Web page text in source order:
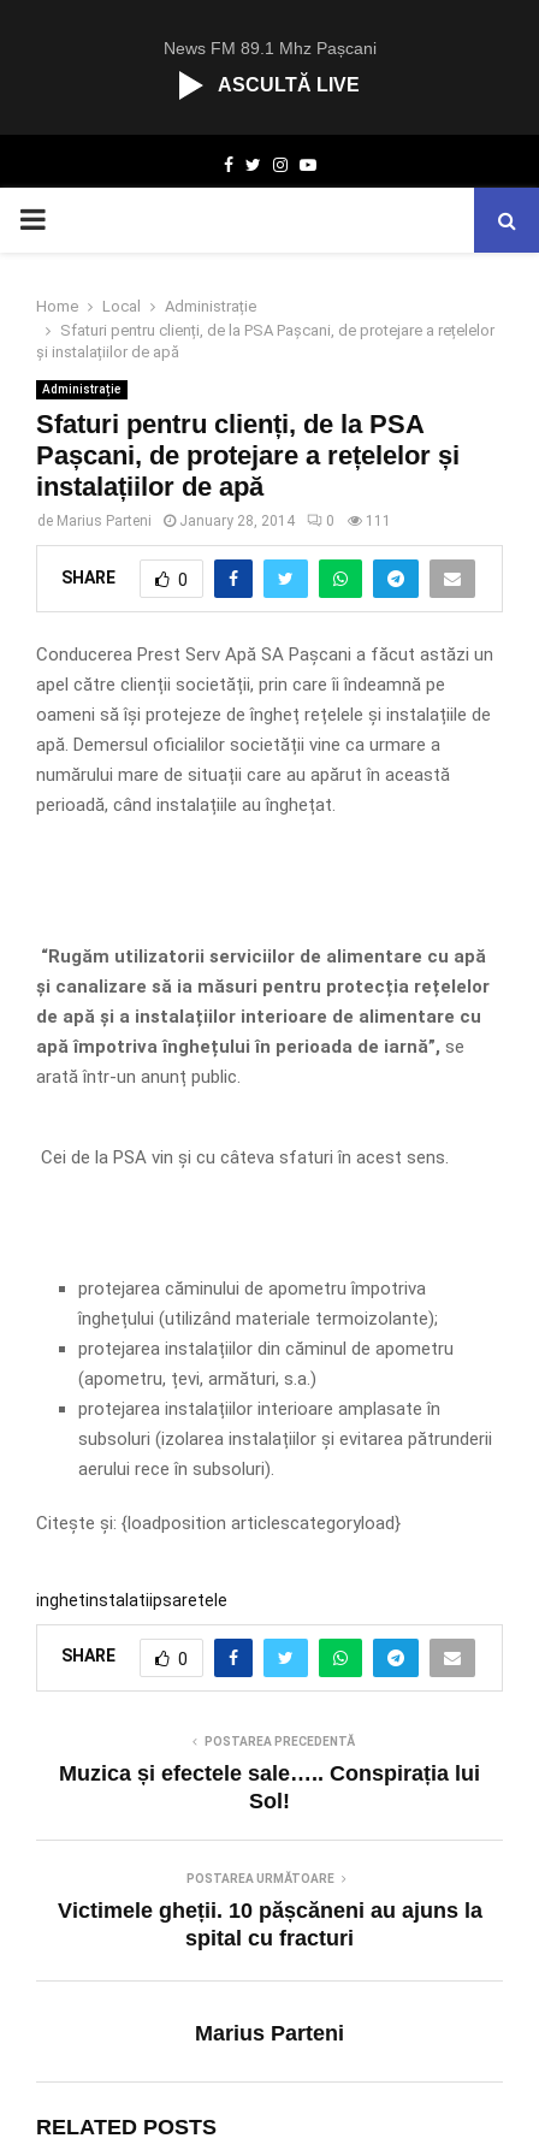
News FM 89.1 Mhz Pașcani
ASCULTĂ LIVE
Facebook
TwitterInstagram
Youtube
PRIMARY
Home Local
Administrație
Sfaturi pentru clienți, de la PSA Pașcani, de protejare a rețelelor
și instalațiilor de apă
Administrație
Sfaturi pentru clienți, de la PSA
Pașcani, de protejare a rețelelor și
instalațiilor de apă
de Marius Parteni January 28, 2014 0 111
SHARE 0
Conducerea Prest Serv Apă SA Pașcani a făcut astăzi un
apel către clienții societății, prin care îi îndeamnă pe
oameni să își protejeze de îngheț rețelele și instalațiile de
apă. Demersul oficialilor societății vine ca urmare a
numărului mare de situații care au apărut în această
perioadă, când instalațiile au înghețat.
“Rugăm utilizatorii serviciilor de alimentare cu apă
și canalizare să ia măsuri pentru protecția rețelelor
de apă și a instalațiilor interioare de alimentare cu
apă împotriva înghețului în perioada de iarnă”, se
arată într-un anunț public.
Cei de la PSA vin și cu câteva sfaturi în acest sens.
protejarea căminului de apometru împotriva
înghețului (utilizând materiale termoizolante);
protejarea instalațiilor din căminul de apometru
(apometru, țevi, armături, s.a.)
protejarea instalațiilor interioare amplasate în
subsoluri (izolarea instalațiilor și evitarea pătrunderii
aerului rece în subsoluri).
Citește și: {loadposition articlescategoryload}
inghetinstalatiipsaretele
SHARE 0
POSTAREA PRECEDENTĂ
Muzica și efectele sale….. Conspirația lui
Sol!
POSTAREA URMĂTOARE
Victimele gheții. 10 pășcăneni au ajuns la
spital cu fracturi
Marius Parteni
RELATED POSTS